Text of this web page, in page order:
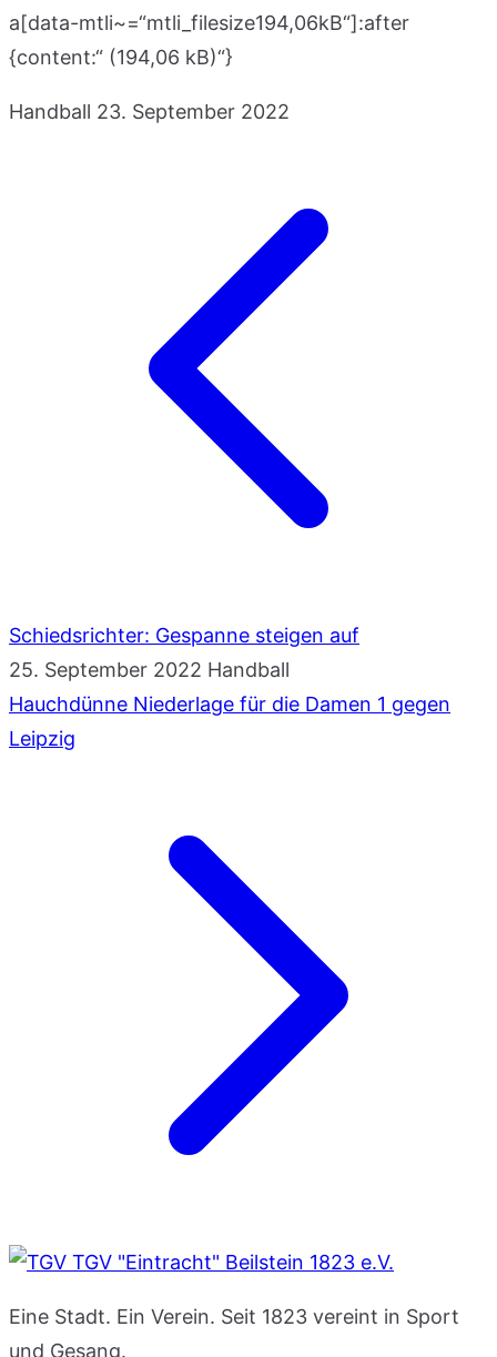
a[data-mtli~=“mtli_filesize194,06kB“]:after
{content:“ (194,06 kB)“}
Handball 23. September 2022
Schiedsrichter: Gespanne steigen auf
25. September 2022 Handball
Hauchdünne Niederlage für die Damen 1 gegen
Leipzig
TGV "Eintracht" Beilstein 1823 e.V.
Eine Stadt. Ein Verein. Seit 1823 vereint in Sport
und Gesang.